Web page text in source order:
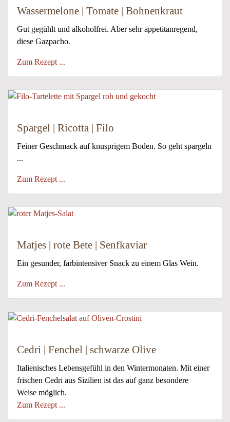
Wassermelone | Tomate | Bohnenkraut
Gut gegühlt und alkoholfrei. Aber sehr appetitanregend,
diese Gazpacho.
Zum Rezept ...
Spargel | Ricotta | Filo
Feiner Geschmack auf knusprigem Boden. So geht spargeln
...
Zum Rezept ...
Matjes | rote Bete | Senfkaviar
Ein gesunder, farbintensiver Snack zu einem Glas Wein.
Zum Rezept ...
Cedri | Fenchel | schwarze Olive
Italienisches Lebensgefühl in den Wintermonaten. Mit einer
frischen Cedri aus Sizilien ist das auf ganz besondere
Weise möglich.
Zum Rezept ...